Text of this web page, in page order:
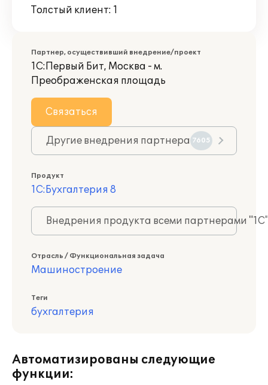
Толстый клиент: 1
Партнер, осуществивший внедрение/проект
1С:Первый Бит, Москва - м.
Преображенская площадь
Связаться
Другие внедрения партнера 7605
Продукт
1С:Бухгалтерия 8
Внедрения продукта всеми партнерами
Отрасль / Функциональная задача
Машиностроение
Теги
бухгалтерия
Автоматизированы следующие
функции: